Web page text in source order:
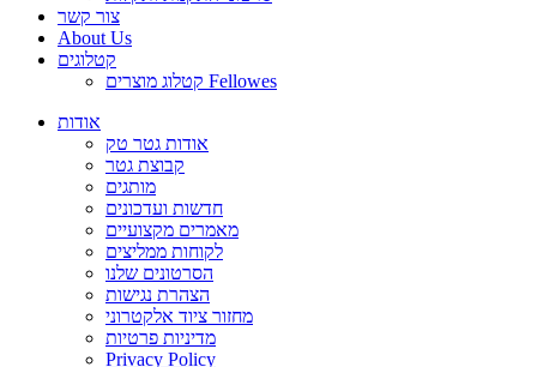
צור קשר
About Us
קטלוגים
קטלוג מוצרים Fellowes
אודות
אודות גטר טק
קבוצת גטר
מותגים
חדשות ועדכונים
מאמרים מקצועיים
לקוחות ממליצים
הסרטונים שלנו
הצהרת נגישות
מחזור ציוד אלקטרוני
מדיניות פרטיות
Privacy Policy